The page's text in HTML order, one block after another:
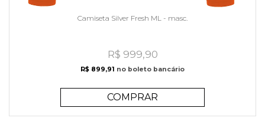
Camiseta Silver Fresh ML - masc.
R$ 999,90
R$ 899,91 no boleto bancário
COMPRAR